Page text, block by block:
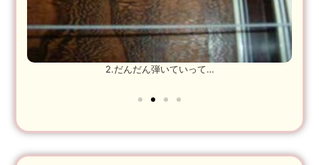
2.だんだん弾いていって…